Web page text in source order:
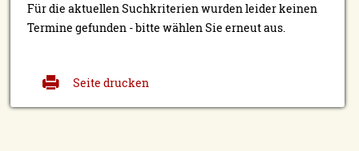
Für die aktuellen Suchkriterien wurden leider keinen
Termine gefunden - bitte wählen Sie erneut aus.
Seite drucken